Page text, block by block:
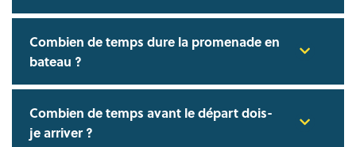
Combien de temps dure la promenade en
bateau ?
Combien de temps avant le départ dois-
je arriver ?